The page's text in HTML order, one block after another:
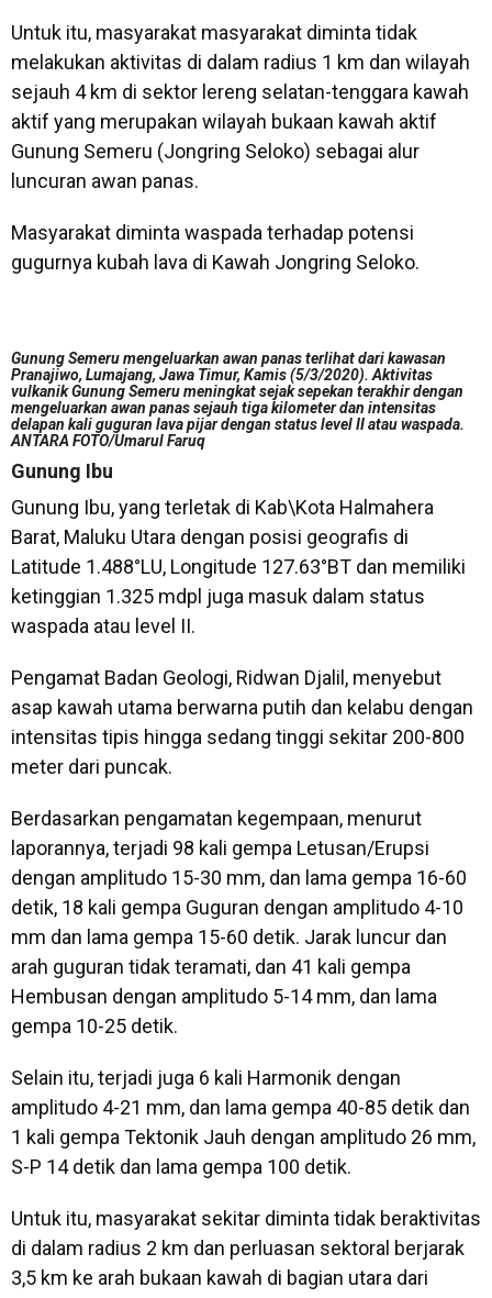
Untuk itu, masyarakat masyarakat diminta tidak
melakukan aktivitas di dalam radius 1 km dan wilayah
sejauh 4 km di sektor lereng selatan-tenggara kawah
aktif yang merupakan wilayah bukaan kawah aktif
Gunung Semeru (Jongring Seloko) sebagai alur
luncuran awan panas.
Masyarakat diminta waspada terhadap potensi
gugurnya kubah lava di Kawah Jongring Seloko.
Gunung Semeru mengeluarkan awan panas terlihat dari kawasan
Pranajiwo, Lumajang, Jawa Timur, Kamis (5/3/2020). Aktivitas
vulkanik Gunung Semeru meningkat sejak sepekan terakhir dengan
mengeluarkan awan panas sejauh tiga kilometer dan intensitas
delapan kali guguran lava pijar dengan status level II atau waspada.
ANTARA FOTO/Umarul Faruq
Gunung Ibu
Gunung Ibu, yang terletak di Kab\Kota Halmahera
Barat, Maluku Utara dengan posisi geografis di
Latitude 1.488°LU, Longitude 127.63°BT dan memiliki
ketinggian 1.325 mdpl juga masuk dalam status
waspada atau level II.
Pengamat Badan Geologi, Ridwan Djalil, menyebut
asap kawah utama berwarna putih dan kelabu dengan
intensitas tipis hingga sedang tinggi sekitar 200-800
meter dari puncak.
Berdasarkan pengamatan kegempaan, menurut
laporannya, terjadi 98 kali gempa Letusan/Erupsi
dengan amplitudo 15-30 mm, dan lama gempa 16-60
detik, 18 kali gempa Guguran dengan amplitudo 4-10
mm dan lama gempa 15-60 detik. Jarak luncur dan
arah guguran tidak teramati, dan 41 kali gempa
Hembusan dengan amplitudo 5-14 mm, dan lama
gempa 10-25 detik.
Selain itu, terjadi juga 6 kali Harmonik dengan
amplitudo 4-21 mm, dan lama gempa 40-85 detik dan
1 kali gempa Tektonik Jauh dengan amplitudo 26 mm,
S-P 14 detik dan lama gempa 100 detik.
Untuk itu, masyarakat sekitar diminta tidak beraktivitas
di dalam radius 2 km dan perluasan sektoral berjarak
3,5 km ke arah bukaan kawah di bagian utara dari